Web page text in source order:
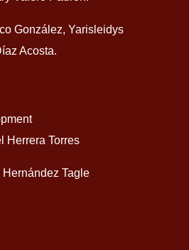
González, Yarisleidys
Acosta.
Herrera Torres
Tagle